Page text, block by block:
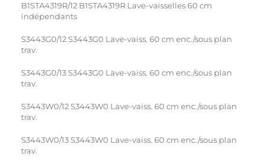
B1STA4319R/12 B1STA4319R Lave-vaisselles 60 cm
indépendants
S3443G0/12 S3443G0 Lave-vaiss. 60 cm enc./sous plan
trav.
S3443G0/13 S3443G0 Lave-vaiss. 60 cm enc./sous plan
trav.
S3443W0/12 S3443W0 Lave-vaiss. 60 cm enc./sous plan
trav.
S3443W0/13 S3443W0 Lave-vaiss. 60 cm enc./sous plan
trav.